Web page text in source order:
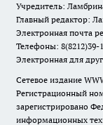
Учредитель:
Главный редактор:
Электронная почта
Телефоны: 8(8212)39-
Электронная для
Сетевое издание
Регистрационный
зарегистрировано
информационных